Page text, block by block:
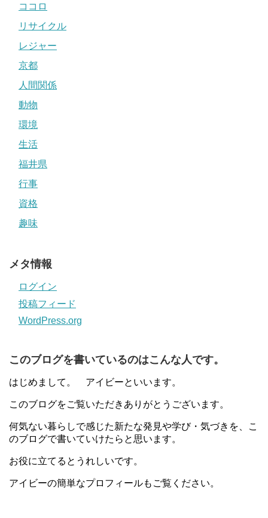
ココロ
リサイクル
レジャー
京都
人間関係
動物
環境
生活
福井県
行事
資格
趣味
メタ情報
ログイン
投稿フィード
WordPress.org
このブログを書いているのはこんな人です。
はじめまして。 アイビーといいます。
このブログをご覧いただきありがとうございます。
何気ない暮らしで感じた新たな発見や学び・気づきを、こ
のブログで書いていけたらと思います。
お役に立てるとうれしいです。
アイビーの簡単なプロフィールもご覧ください。